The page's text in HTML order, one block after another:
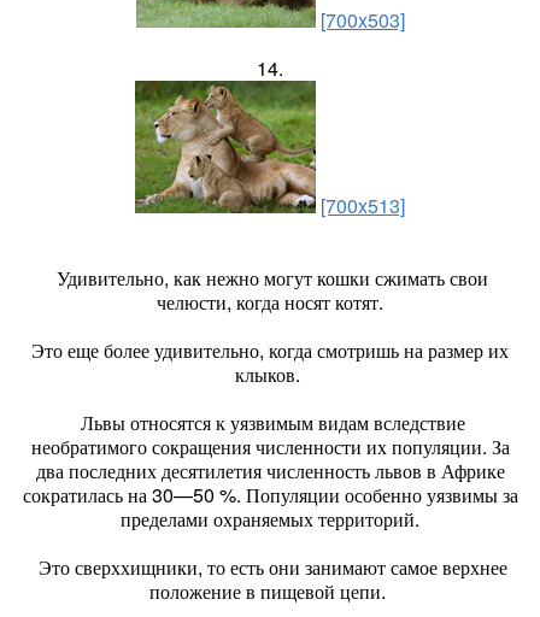
[700x503]
14.
[700x513]
Удивительно, как нежно могут кошки сжимать свои
челюсти, когда носят котят.
Это еще более удивительно, когда смотришь на размер их
клыков.
Львы относятся к уязвимым видам вследствие
необратимого сокращения численности их популяции. За
два последних десятилетия численность львов в Африке
сократилась на 30—50 %. Популяции особенно уязвимы за
пределами охраняемых территорий.
Это сверххищники, то есть они занимают самое верхнее
положение в пищевой цепи.